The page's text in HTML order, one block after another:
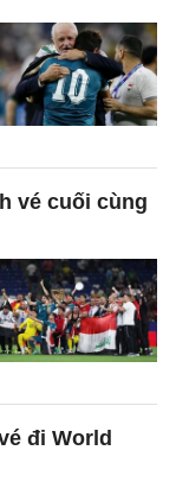
vé cuối cùng
đi World